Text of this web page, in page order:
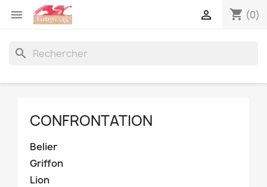
 shopping_cart (0)

search
CONFRONTATION
Belier
Griffon
Lion